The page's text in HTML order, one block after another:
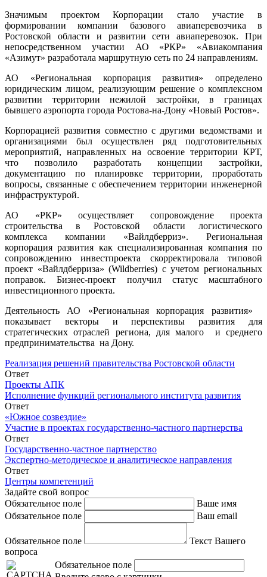
Значимым проектом Корпорации стало участие в
формировании компании базового авиаперевозчика в
Ростовской области и развитии сети авиаперевозок. При
непосредственном участии АО «РКР» «Авиакомпания
«Азимут» разработала маршрутную сеть по 24 направлениям.
АО «Региональная корпорация развития» определено
юридическим лицом, реализующим решение о комплексном
развитии территории нежилой застройки, в границах
бывшего аэропорта города Ростова-на-Дону «Новый Ростов».
Корпорацией развития совместно с другими ведомствами и
организациями был осуществлен ряд подготовительных
мероприятий, направленных на освоение территории КРТ,
что позволило разработать концепции застройки,
документацию по планировке территории, проработать
вопросы, связанные с обеспечением территории инженерной
инфраструктурой.
АО «РКР» осуществляет сопровождение проекта
строительства в Ростовской области логистического
комплекса компании «Вайлдберриз». Региональная
корпорация развития как специализированная компания по
сопровождению инвестпроекта скорректировала типовой
проект «Вайлдберриза» (Wildberries) с учетом региональных
поправок. Бизнес-проект получил статус масштабного
инвестиционного проекта.
Деятельность АО «Региональная корпорация развития»
показывает векторы и перспективы развития для
стратегических отраслей региона, для малого и среднего
предпринимательства на Дону.
Реализация решений правительства Ростовской области
Ответ
Проекты АПК
Исполнение функций регионального института развития
Ответ
«Южное созвездие»
Участие в проектах государственно-частного партнерства
Ответ
Государственно-частное партнерство
Экспертно-методическое и аналитическое направления
Ответ
Центры компетенций
Задайте свой вопрос
Обязательное поле
Ваше имя
Обязательное поле
Ваш email
Обязательное поле
Текст Вашего
вопроса
Обязательное поле